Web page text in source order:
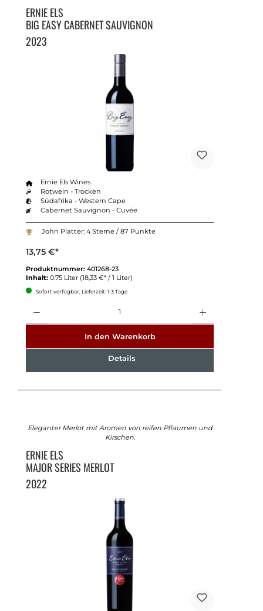
ERNIE ELS
BIG EASY CABERNET SAUVIGNON
2023
Ernie Els Wines
Rotwein - Trocken
Südafrika - Western Cape
Cabernet Sauvignon - Cuvée
John Platter: 4 Sterne / 87 Punkte
13,75 €*
Produktnummer: 401268-23
Inhalt: 0.75 Liter (18,33 €* / 1 Liter)
Sofort verfügbar, Lieferzeit: 1-3 Tage
In den Warenkorb
Details
Eleganter Merlot mit Aromen von reifen Pflaumen und
Kirschen.
ERNIE ELS
MAJOR SERIES MERLOT
2022